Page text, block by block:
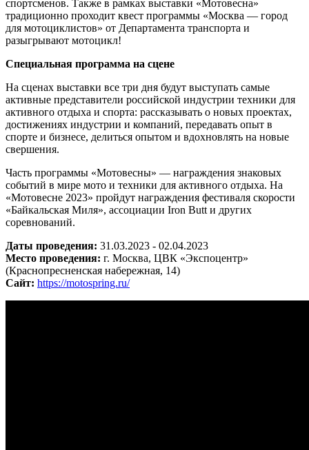
спортсменов. Также в рамках выставки «Мотовесна»
традиционно проходит квест программы «Москва — город
для мотоциклистов» от Департамента транспорта и
разыгрывают мотоцикл!
Специальная программа на сцене
На сценах выставки все три дня будут выступать самые
активные представители российской индустрии техники для
активного отдыха и спорта: рассказывать о новых проектах,
достижениях индустрии и компаний, передавать опыт в
спорте и бизнесе, делиться опытом и вдохновлять на новые
свершения.
Часть программы «Мотовесны» — награждения знаковых
событий в мире мото и техники для активного отдыха. На
«Мотовесне 2023» пройдут награждения фестиваля скорости
«Байкальская Миля», ассоциации Iron Butt и других
соревнований.
Даты проведения: 31.03.2023 - 02.04.2023
Место проведения: г. Москва, ЦВК «Экспоцентр»
(Краснопресненская набережная, 14)
Сайт: https://motospring.ru/